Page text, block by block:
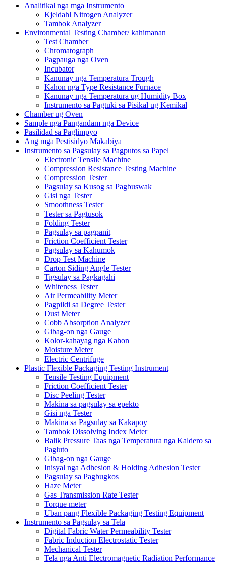
Analitikal nga mga Instrumento
Kjeldahl Nitrogen Analyzer
Tambok Analyzer
Environmental Testing Chamber/ kahimanan
Test Chamber
Chromatograph
Pagpauga nga Oven
Incubator
Kanunay nga Temperatura Trough
Kahon nga Type Resistance Furnace
Kanunay nga Temperatura ug Humidity Box
Instrumento sa Pagtuki sa Pisikal ug Kemikal
Chamber ug Oven
Sample nga Pangandam nga Device
Pasilidad sa Paglimpyo
Ang mga Pestisidyo Makabiya
Instrumento sa Pagsulay sa Pagputos sa Papel
Electronic Tensile Machine
Compression Resistance Testing Machine
Compression Tester
Pagsulay sa Kusog sa Pagbuswak
Gisi nga Tester
Smoothness Tester
Tester sa Pagtusok
Folding Tester
Pagsulay sa pagpanit
Friction Coefficient Tester
Pagsulay sa Kahumok
Drop Test Machine
Carton Siding Angle Tester
Tigsulay sa Pagkagahi
Whiteness Tester
Air Permeability Meter
Pagpildi sa Degree Tester
Dust Meter
Cobb Absorption Analyzer
Gibag-on nga Gauge
Kolor-kahayag nga Kahon
Moisture Meter
Electric Centrifuge
Plastic Flexible Packaging Testing Instrument
Tensile Testing Equipment
Friction Coefficient Tester
Disc Peeling Tester
Makina sa pagsulay sa epekto
Gisi nga Tester
Makina sa Pagsulay sa Kakapoy
Tambok Dissolving Index Meter
Balik Pressure Taas nga Temperatura nga Kaldero sa
Pagluto
Gibag-on nga Gauge
Inisyal nga Adhesion & Holding Adhesion Tester
Pagsulay sa Pagbugkos
Haze Meter
Gas Transmission Rate Tester
Torque meter
Uban pang Flexible Packaging Testing Equipment
Instrumento sa Pagsulay sa Tela
Digital Fabric Water Permeability Tester
Fabric Induction Electrostatic Tester
Mechanical Tester
Tela nga Anti Electromagnetic Radiation Performance